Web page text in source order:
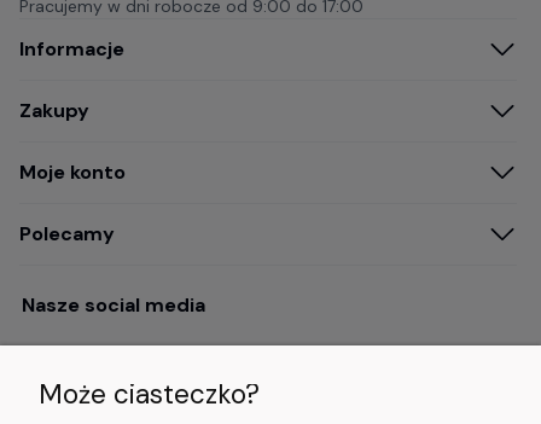
Pracujemy w dni robocze od 9:00 do 17:00
Informacje
Zakupy
Moje konto
Polecamy
Nasze social media
Opinie i wyróżnienia
Może ciasteczko?